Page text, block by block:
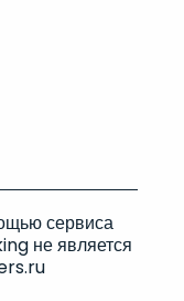
сервиса
не является